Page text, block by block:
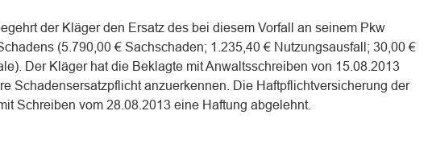
der Kläger den Ersatz des bei diesem Vorfall an seinem Pkw
(5.790,00 € Sachschaden; 1.235,40 € Nutzungsausfall; 30,00 €
Der Kläger hat die Beklagte mit Anwaltsschreiben von 15.08.2013
Schadensersatzpflicht anzuerkennen. Die Haftpflichtversicherung der
Schreiben vom 28.08.2013 eine Haftung abgelehnt.